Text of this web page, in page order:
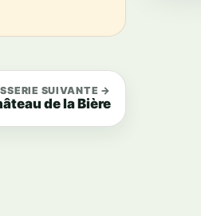
SUIVANTE →
de la Bière